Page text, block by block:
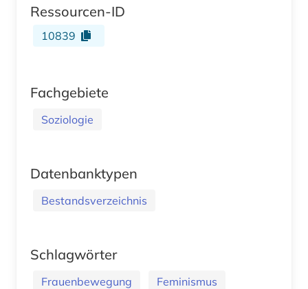
Ressourcen-ID
10839
Fachgebiete
Soziologie
Datenbanktypen
Bestandsverzeichnis
Schlagwörter
Frauenbewegung
Feminismus